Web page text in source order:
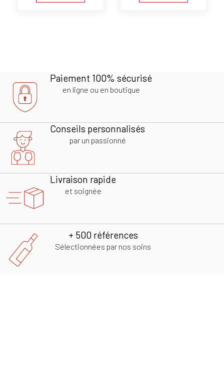
Paiement 100% sécurisé
en ligne ou en boutique
Conseils personnalisés
par un passionné
Livraison rapide
et soignée
+ 500 références
Sélectionnées par nos soins